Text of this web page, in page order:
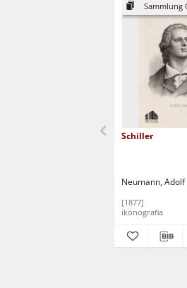
Sammlung
Schiller
Neumann,
[1877]
ikonografia